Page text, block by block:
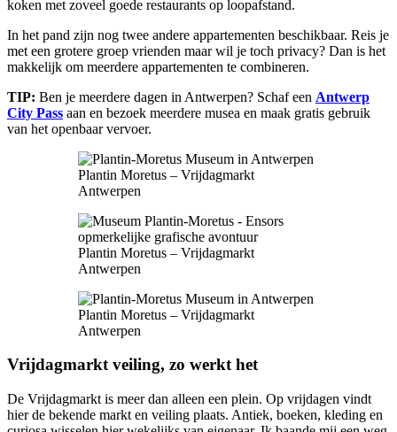
koken met zoveel goede restaurants op loopafstand.
In het pand zijn nog twee andere appartementen beschikbaar. Reis je
met een grotere groep vrienden maar wil je toch privacy? Dan is het
makkelijk om meerdere appartementen te combineren.
TIP: Ben je meerdere dagen in Antwerpen? Schaf een Antwerp
City Pass aan en bezoek meerdere musea en maak gratis gebruik
van het openbaar vervoer.
Plantin Moretus – Vrijdagmarkt
Antwerpen
Plantin Moretus – Vrijdagmarkt
Antwerpen
Plantin Moretus – Vrijdagmarkt
Antwerpen
Vrijdagmarkt veiling, zo werkt het
De Vrijdagmarkt is meer dan alleen een plein. Op vrijdagen vindt
hier de bekende markt en veiling plaats. Antiek, boeken, kleding en